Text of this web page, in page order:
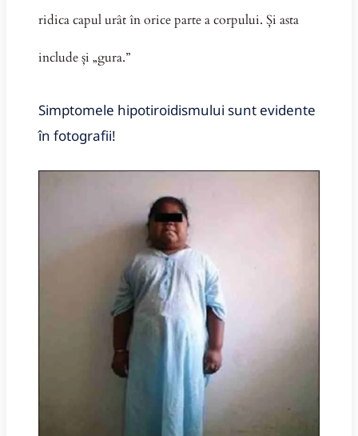
ridica capul urât în ​​orice parte a corpului. Și asta
include și „gura.”
Simptomele hipotiroidismului sunt evidente
în fotografii!